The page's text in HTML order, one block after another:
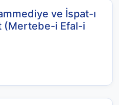
ve İspat-ı
(Mertebe-i Efal-i